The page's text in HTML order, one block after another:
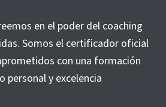
en el poder del coaching
Somos el certificador oficial
con una formación
personal y excelencia